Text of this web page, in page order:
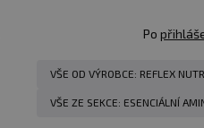
Po
VŠE OD VÝROBCE: REFLEX
VŠE ZE SEKCE: ESENCIÁLNÍ